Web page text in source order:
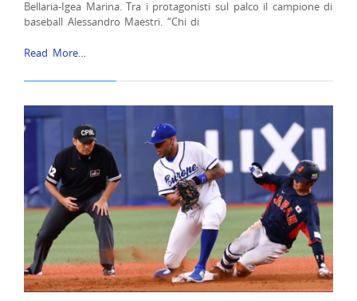
Bellaria-Igea Marina. Tra i protagonisti sul palco il campione di
baseball Alessandro Maestri. “Chi di
Read More…